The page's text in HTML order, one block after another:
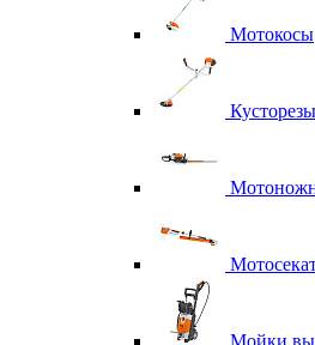
Мотокосы
Кусторезы
Мойки